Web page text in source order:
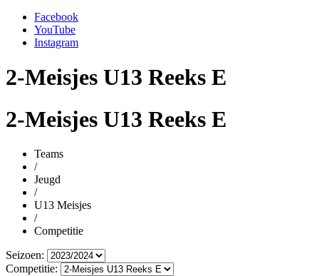
Facebook
YouTube
Instagram
2-Meisjes U13 Reeks E
2-Meisjes U13 Reeks E
Teams
/
Jeugd
/
U13 Meisjes
/
Competitie
Seizoen:
Competitie: